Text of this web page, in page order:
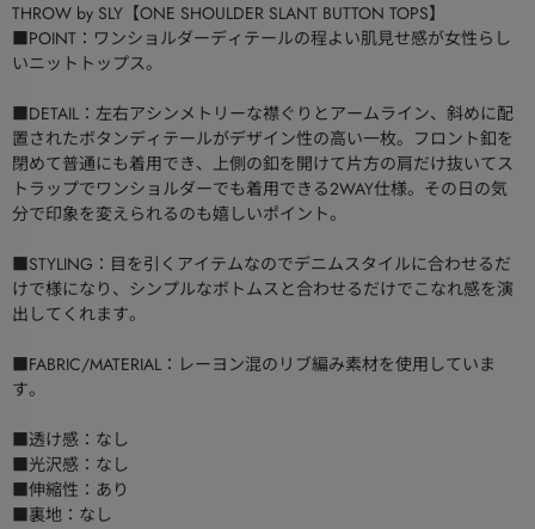
THROW by SLY【ONE SHOULDER SLANT BUTTON TOPS】
■POINT：ワンショルダーディテールの程よい肌見せ感が女性らし
いニットトップス。
■DETAIL：左右アシンメトリーな襟ぐりとアームライン、斜めに配
置されたボタンディテールがデザイン性の高い一枚。フロント釦を
閉めて普通にも着用でき、上側の釦を開けて片方の肩だけ抜いてス
トラップでワンショルダーでも着用できる2WAY仕様。その日の気
分で印象を変えられるのも嬉しいポイント。
■STYLING：目を引くアイテムなのでデニムスタイルに合わせるだ
けで様になり、シンプルなボトムスと合わせるだけでこなれ感を演
出してくれます。
■FABRIC/MATERIAL：レーヨン混のリブ編み素材を使用していま
す。
■透け感：なし
■光沢感：なし
■伸縮性：あり
■裏地：なし